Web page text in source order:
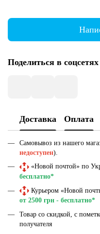
Поделиться в соцсетях
Доставка Оплата
Самовывоз из нашего
недоступен).
«Новой почтой» по
бесплатно*
Курьером «Новой
от 2500 грн - бесплатно*
Товар со скидкой, с
получателя